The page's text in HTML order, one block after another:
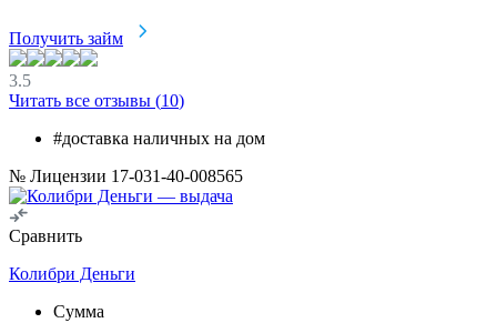
Получить займ
3.5
Читать все отзывы (10)
#доставка наличных на дом
№ Лицензии 17-031-40-008565
Сравнить
Колибри Деньги
Сумма